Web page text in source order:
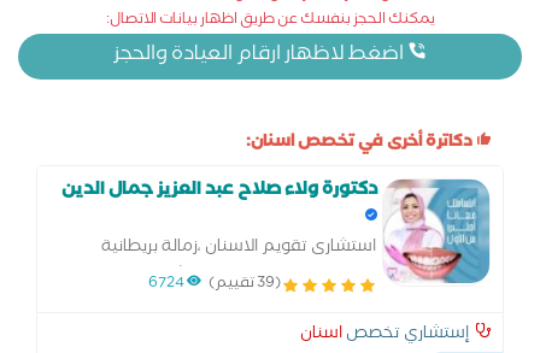
يمكنك الحجز بنفسك عن طريق اظهار بيانات الاتصال:
اضغط لاظهار ارقام العيادة والحجز
دكاترة أخرى في تخصص اسنان:
دكتورة ولاء صلاح عبد العزيز جمال الدين
استشارى تقويم الاسنان ،زمالة بريطانية
بتقويم الاسنان تركيبات وحشوات وجراحة طب
(39 تقييم) 6724
إستشاري تخصصاسنان